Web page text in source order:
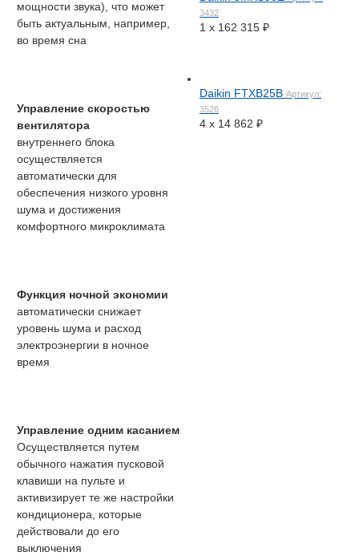
мощности звука), что может
быть актуальным, например,
во время сна
Управление скоростью
вентилятора
внутреннего блока
осуществляется
автоматически для
обеспечения низкого уровня
шума и достижения
комфортного микроклимата
Функция ночной экономии
автоматически снижает
уровень шума и расход
электроэнергии в ночное
время
Управление одним касанием
Осуществляется путем
обычного нажатия пусковой
клавиши на пульте и
активизирует те же настройки
кондиционера, которые
действовали до его
выключения
3432
1 x 162 315 ₽
Daikin FTXB25B Артикул:
3526
4 x 14 862 ₽